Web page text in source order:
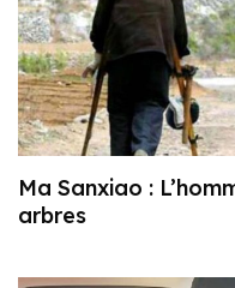
Ma Sanxiao :
arbres